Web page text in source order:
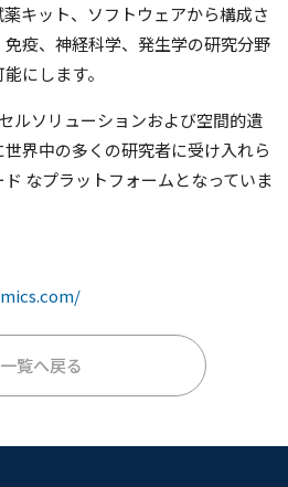
キット、ソフトウェアから構成さ
疫、神経科学、発生学の研究分野
にします。
ルソリューションおよび空間的遺
界中の多くの研究者に受け入れら
なプラットフォームとなっていま
一覧へ戻る